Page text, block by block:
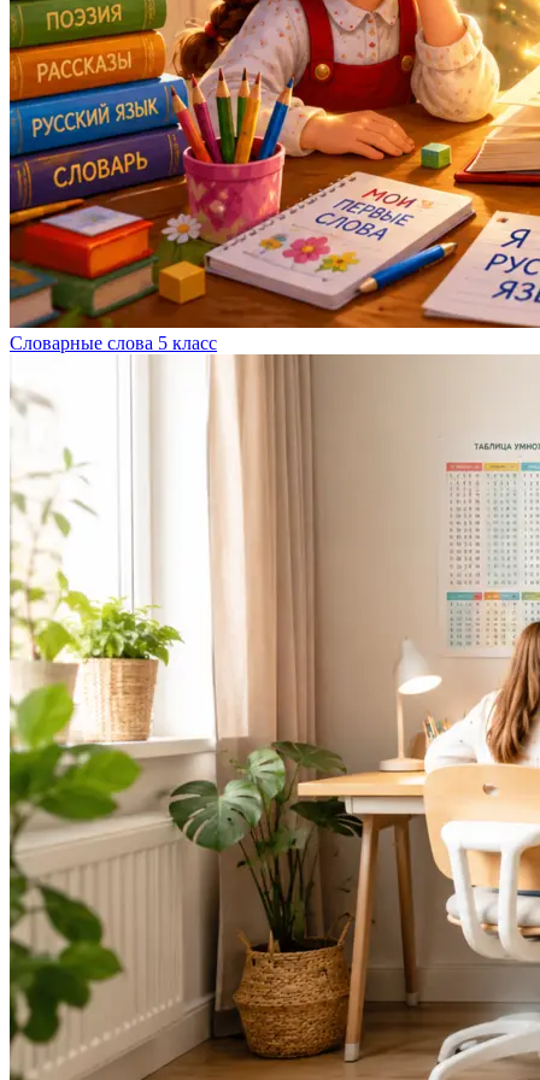
Словарные слова 5 класс